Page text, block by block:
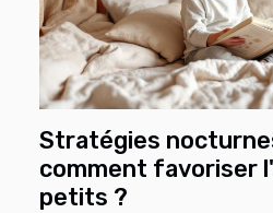
Stratégies
comment favoriser
petits ?